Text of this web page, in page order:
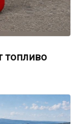
топливо